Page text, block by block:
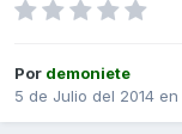
Por demoniete
5 de Julio del 2014 en